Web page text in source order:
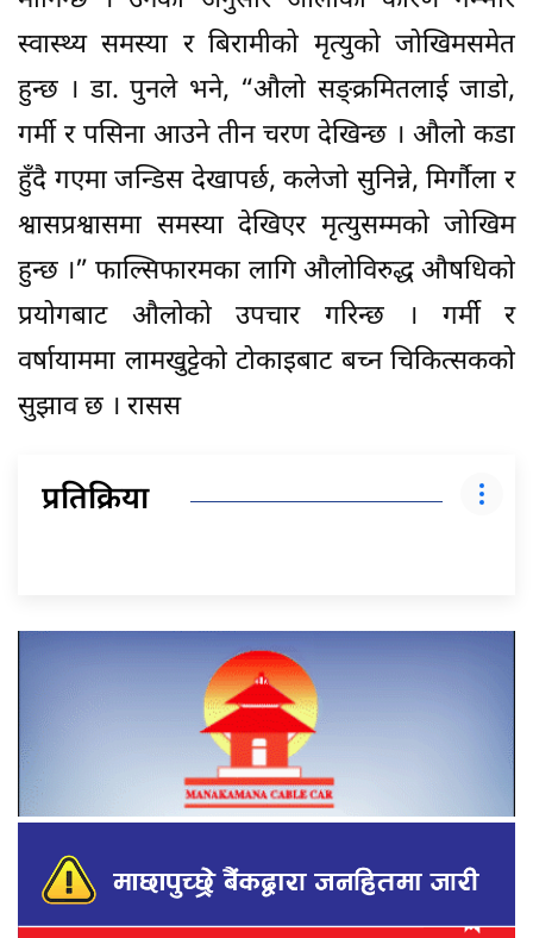
स्वास्थ्य समस्या र बिरामीको मृत्युको जोखिमसमेत
हुन्छ । डा. पुनले भने, “औलो सङ्क्रमितलाई जाडो,
गर्मी र पसिना आउने तीन चरण देखिन्छ । औलो कडा
हुँदै गएमा जन्डिस देखापर्छ, कलेजो सुनिन्ने, मिर्गौला र
श्वासप्रश्वासमा समस्या देखिएर मृत्युसम्मको जोखिम
हुन्छ ।” फाल्सिफारमका लागि औलोविरुद्ध औषधिको
प्रयोगबाट औलोको उपचार गरिन्छ । गर्मी र
वर्षायाममा लामखुट्टेको टोकाइबाट बच्न चिकित्सकको
सुझाव छ । रासस
प्रतिक्रिया